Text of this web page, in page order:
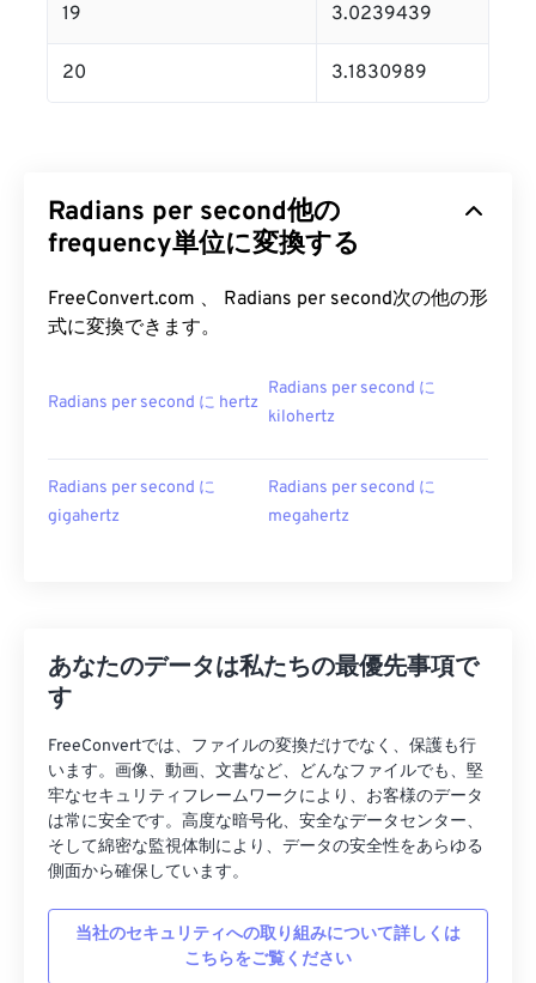
19 3.0239439
20 3.1830989
Radians per second他の
frequency単位に変換する
FreeConvert.com 、 Radians per second次の他の形
式に変換できます。
Radians per second に hertz
Radians per second に
kilohertz
Radians per second に
gigahertz
Radians per second に
megahertz
あなたのデータは私たちの最優先事項で
す
FreeConvertでは、ファイルの変換だけでなく、保護も行
います。画像、動画、文書など、どんなファイルでも、堅
牢なセキュリティフレームワークにより、お客様のデータ
は常に安全です。高度な暗号化、安全なデータセンター、
そして綿密な監視体制により、データの安全性をあらゆる
側面から確保しています。
当社のセキュリティへの取り組みについて詳しくは
こちらをご覧ください